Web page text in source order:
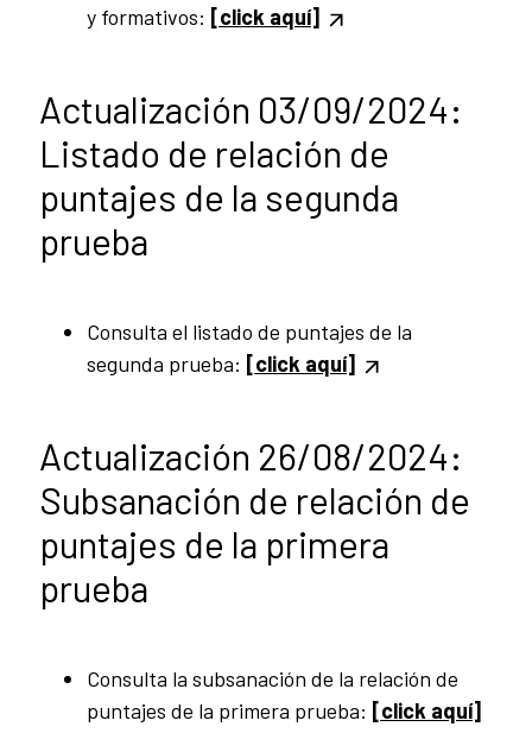
y formativos: [click aquí]
Actualización 03/09/2024:
Listado de relación de
puntajes de la segunda
prueba
Consulta el listado de puntajes de la
segunda prueba: [click aquí]
Actualización 26/08/2024:
Subsanación de relación de
puntajes de la primera
prueba
Consulta la subsanación de la relación de
puntajes de la primera prueba: [click aquí]